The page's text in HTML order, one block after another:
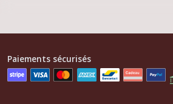
Afficher
les
Paiements sécurisés